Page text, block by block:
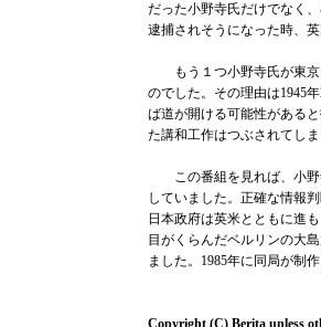
だった小野寺氏だけでなく
逮捕されそうになった時、
もう１つ小野寺氏が東京
のでした。その理由は1945
ば道が開ける可能性がある
た講和工作はつぶされてし
この番組を見れば、小野
していました。正確な情報
日本政府は英米とともに進
目がくらんだベルリンの大
ました。1985年に同局が制
Copyright (C) Berita unless